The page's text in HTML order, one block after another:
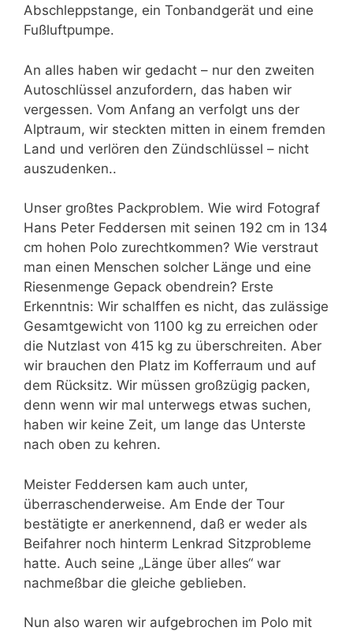
Abschleppstange, ein Tonbandgerät und eine
Fußluftpumpe.
An alles haben wir gedacht – nur den zweiten
Autoschlüssel anzufordern, das haben wir
vergessen. Vom Anfang an verfolgt uns der
Alptraum, wir steckten mitten in einem fremden
Land und verlören den Zündschlüssel – nicht
auszudenken..
Unser großtes Packproblem. Wie wird Fotograf
Hans Peter Feddersen mit seinen 192 cm in 134
cm hohen Polo zurechtkommen? Wie verstraut
man einen Menschen solcher Länge und eine
Riesenmenge Gepack obendrein? Erste
Erkenntnis: Wir schalffen es nicht, das zulässige
Gesamtgewicht von 1100 kg zu erreichen oder
die Nutzlast von 415 kg zu überschreiten. Aber
wir brauchen den Platz im Kofferraum und auf
dem Rücksitz. Wir müssen großzügig packen,
denn wenn wir mal unterwegs etwas suchen,
haben wir keine Zeit, um lange das Unterste
nach oben zu kehren.
Meister Feddersen kam auch unter,
überraschenderweise. Am Ende der Tour
bestätigte er anerkennend, daß er weder als
Beifahrer noch hinterm Lenkrad Sitzprobleme
hatte. Auch seine „Länge über alles“ war
nachmeßbar die gleiche geblieben.
Nun also waren wir aufgebrochen im Polo mit